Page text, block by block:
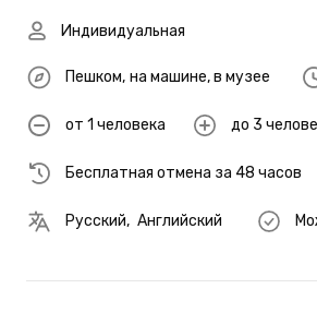
Индивидуальная
Пешком, на машине, в музее
от 1 человека до 3
Бесплатная отмена за 48 часов
Русский, Английский